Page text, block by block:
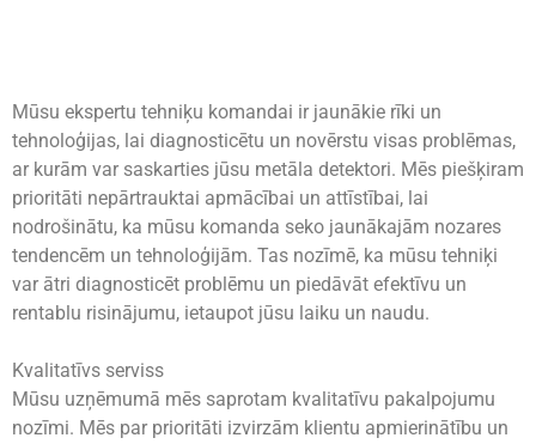
Mūsu ekspertu tehniķu komandai ir jaunākie rīki un
tehnoloģijas, lai diagnosticētu un novērstu visas problēmas,
ar kurām var saskarties jūsu metāla detektori. Mēs piešķiram
prioritāti nepārtrauktai apmācībai un attīstībai, lai
nodrošinātu, ka mūsu komanda seko jaunākajām nozares
tendencēm un tehnoloģijām. Tas nozīmē, ka mūsu tehniķi
var ātri diagnosticēt problēmu un piedāvāt efektīvu un
rentablu risinājumu, ietaupot jūsu laiku un naudu.
Kvalitatīvs serviss
Mūsu uzņēmumā mēs saprotam kvalitatīvu pakalpojumu
nozīmi. Mēs par prioritāti izvirzām klientu apmierinātību un